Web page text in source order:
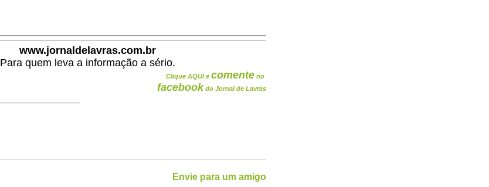
www.jornaldelavras.com.br
Para quem leva a informação a sério.
Clique AQUI e comente no
facebook do Jornal de Lavras
Envie para um amigo